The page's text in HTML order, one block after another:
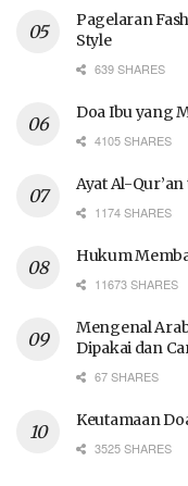
Pagelaran
Style
639 SHARES
Doa Ibu yang
4105 SHARES
Ayat Al-
1174 SHARES
Hukum
11673 SHARES
Mengenal
Dipakai dan
67 SHARES
Keutamaan
3525 SHARES